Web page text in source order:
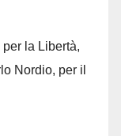
la Libertà,
Nordio, per il